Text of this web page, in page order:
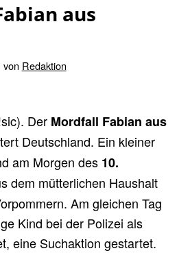
aus
von Redaktion
Der Mordfall Fabian aus
Deutschland. Ein kleiner
am Morgen des 10.
dem mütterlichen Haushalt
Am gleichen Tag
Kind bei der Polizei als
eine Suchaktion gestartet.